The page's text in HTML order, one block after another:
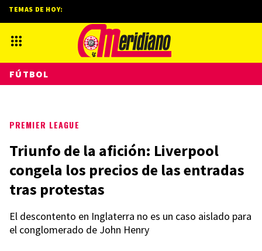
PREMIER LEAGUE
Triunfo de la afición: Liverpool
congela los precios de las entradas
tras protestas
El descontento en Inglaterra no es un caso aislado para
el conglomerado de John Henry
TEMAS DE HOY:
FÚTBOL